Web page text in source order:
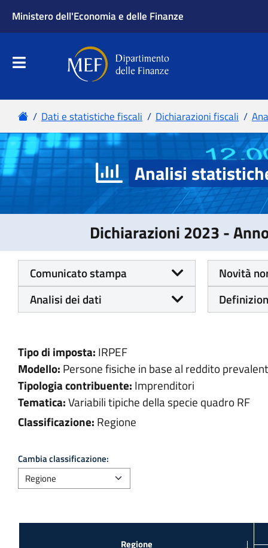
Analisi
Dichiarazioni 2023 -
Comunicato stampa
Novità
Analisi dei dati
Tipo di imposta: IRPEF
Modello: Persone fisiche in base al reddito
Tipologia contribuente: Imprenditori
Tematica:Variabili tipiche della specie quadro RF
Classificazione: Regione
Cambia classificazione: